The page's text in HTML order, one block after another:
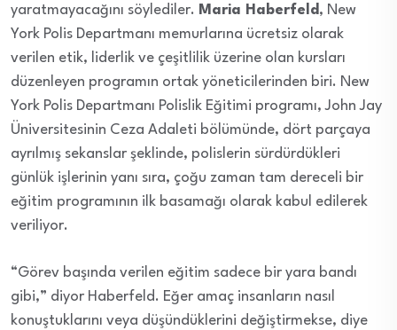
yaratmayacağını söylediler. Maria Haberfeld , New
York Polis Departmanı memurlarına ücretsiz olarak
verilen etik, liderlik ve çeşitlilik üzerine olan kursları
düzenleyen programın ortak yöneticilerinden biri. New
York Polis Departmanı Polislik Eğitimi programı, John Jay
Üniversitesinin Ceza Adaleti bölümünde, dört parçaya
ayrılmış sekanslar şeklinde, polislerin sürdürdükleri
günlük işlerinin yanı sıra, çoğu zaman tam dereceli bir
eğitim programının ilk basamağı olarak kabul edilerek
veriliyor.
“Görev başında verilen eğitim sadece bir yara bandı
gibi,” diyor Haberfeld. Eğer amaç insanların nasıl
konuştuklarını veya düşündüklerini değiştirmekse, diye